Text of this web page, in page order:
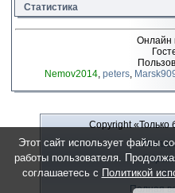
Статистика
Онлайн
Nemov2014, peters,
Copyright «Только
О
Полная
Этот сайт использует файлы
работы пользователя.
соглашаетесь с Политикой